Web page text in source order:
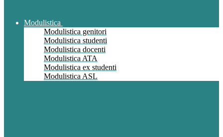
Modulistica
Modulistica genitori
Modulistica studenti
Modulistica docenti
Modulistica ATA
Modulistica ex studenti
Modulistica ASL